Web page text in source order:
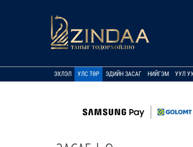
ЭХЛЭЛ УЛС ТӨР ЭДИЙН ЗАСАГ НИЙГЭМ УУЛ